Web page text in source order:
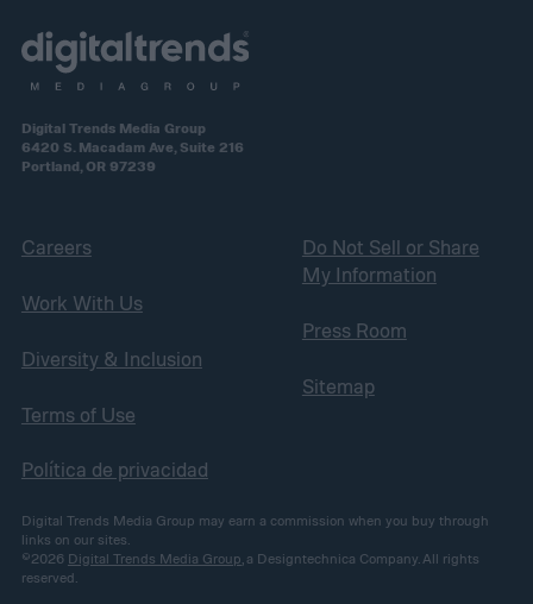
Digital Trends Media Group
6420 S. Macadam Ave, Suite 216
Portland, OR 97239
Careers
Work With Us
Diversity & Inclusion
Terms of Use
Política de privacidad
Do Not Sell or Share
My Information
Press Room
Sitemap
Digital Trends Media Group may earn a commission when you buy through
links on our sites.
©2026 Digital Trends Media Group, a Designtechnica Company. All rights
reserved.